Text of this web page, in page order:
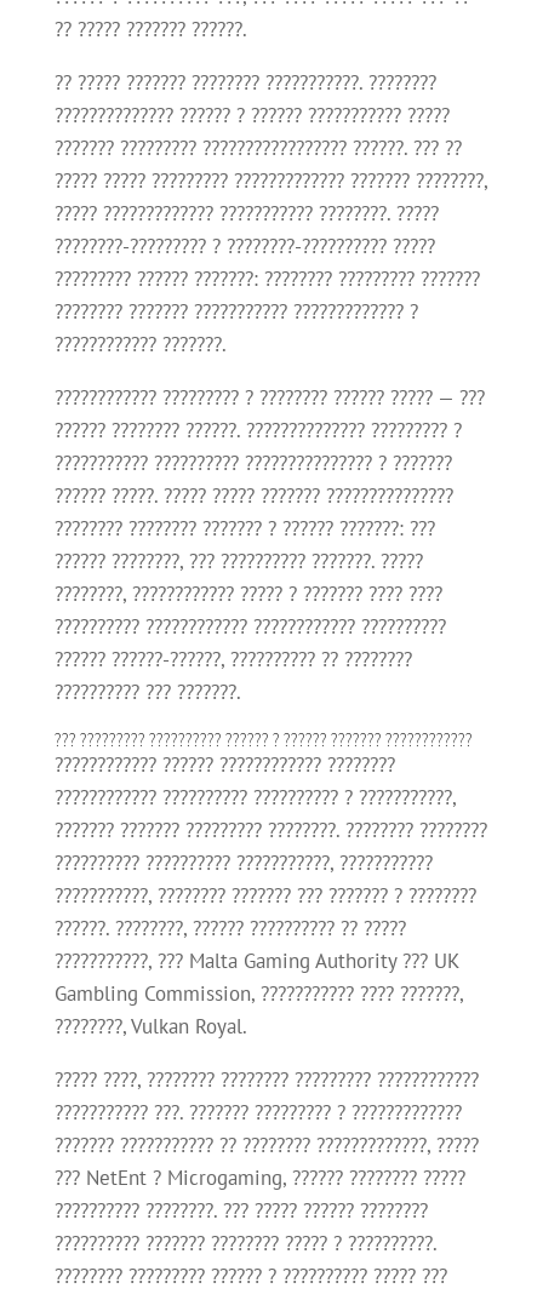
?? ????? ??????? ??????.
?? ????? ??????? ???????? ???????????. ????????
?????????????? ?????? ? ?????? ??????????? ?????
??????? ????????? ????????????????? ??????. ??? ??
????? ????? ????????? ????????????? ??????? ????????,
????? ????????????? ??????????? ????????. ?????
????????-????????? ? ????????-?????????? ?????
????????? ?????? ???????: ???????? ????????? ???????
???????? ??????? ??????????? ????????????? ?
???????????? ???????.
???????????? ????????? ? ???????? ?????? ????? — ???
?????? ???????? ??????. ?????????????? ????????? ?
??????????? ?????????? ??????????????? ? ???????
?????? ?????. ????? ????? ??????? ???????????????
???????? ???????? ??????? ? ?????? ???????: ???
?????? ????????, ??? ?????????? ???????. ?????
????????, ???????????? ????? ? ??????? ???? ????
?????????? ???????????? ???????????? ??????????
?????? ??????-??????, ?????????? ?? ????????
?????????? ??? ???????.
??? ????????? ?????????? ?????? ? ?????? ??????? ????????????
???????????? ?????? ???????????? ????????
???????????? ?????????? ?????????? ? ???????????,
??????? ??????? ????????? ????????. ???????? ????????
?????????? ?????????? ???????????, ???????????
???????????, ???????? ??????? ??? ??????? ? ????????
??????. ????????, ?????? ?????????? ?? ?????
???????????, ??? Malta Gaming Authority ??? UK
Gambling Commission, ??????????? ???? ???????,
????????, Vulkan Royal.
????? ????, ???????? ???????? ????????? ????????????
??????????? ???. ??????? ????????? ? ?????????????
??????? ??????????? ?? ???????? ?????????????, ?????
??? NetEnt ? Microgaming, ?????? ???????? ?????
?????????? ????????. ??? ????? ?????? ????????
?????????? ??????? ???????? ????? ? ??????????.
???????? ????????? ?????? ? ?????????? ????? ???